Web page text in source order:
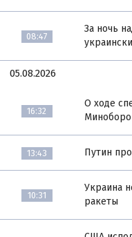
08:47
За ночь
05.08.2026
16:32
О ходе
13:43 Путин
10:31
Украина
ракеты